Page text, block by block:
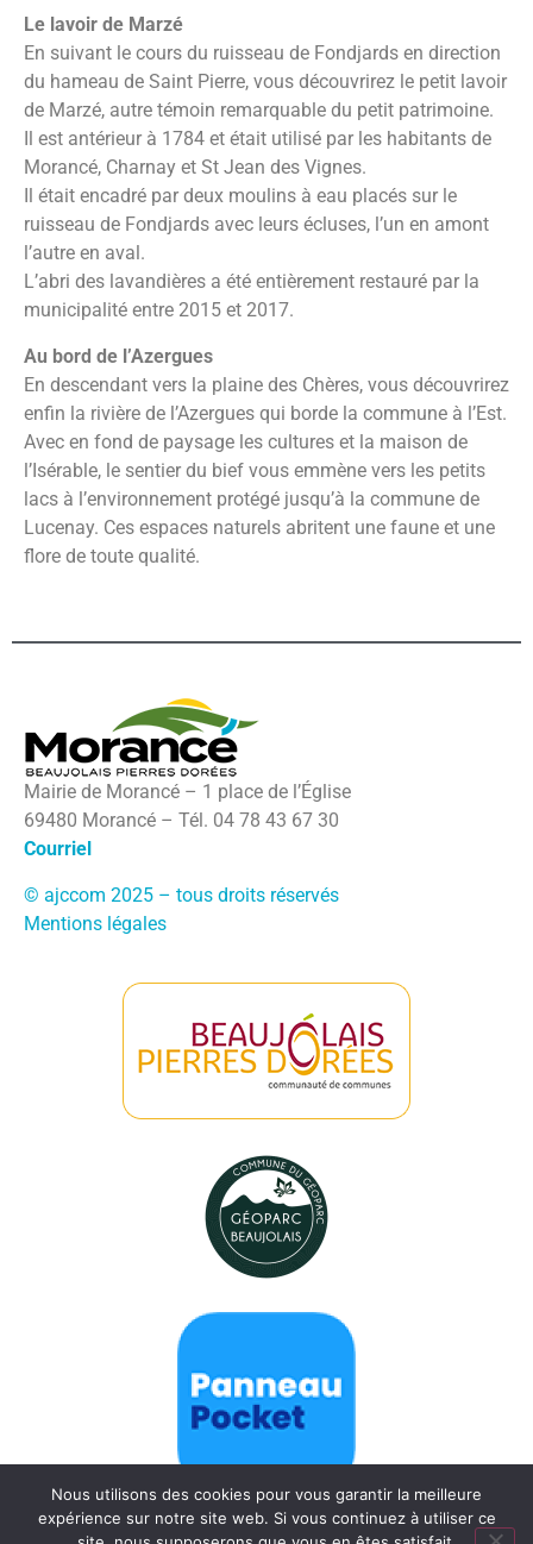
Le lavoir de Marzé
En suivant le cours du ruisseau de Fondjards en direction
du hameau de Saint Pierre, vous découvrirez le petit lavoir
de Marzé, autre témoin remarquable du petit patrimoine.
Il est antérieur à 1784 et était utilisé par les habitants de
Morancé, Charnay et St Jean des Vignes.
Il était encadré par deux moulins à eau placés sur le
ruisseau de Fondjards avec leurs écluses, l’un en amont
l’autre en aval.
L’abri des lavandières a été entièrement restauré par la
municipalité entre 2015 et 2017.
Au bord de l’Azergues
En descendant vers la plaine des Chères, vous découvrirez
enfin la rivière de l’Azergues qui borde la commune à l’Est.
Avec en fond de paysage les cultures et la maison de
l’Isérable, le sentier du bief vous emmène vers les petits
lacs à l’environnement protégé jusqu’à la commune de
Lucenay. Ces espaces naturels abritent une faune et une
flore de toute qualité.
Mairie de Morancé – 1 place de l’Église
69480 Morancé – Tél. 04 78 43 67 30
Courriel
© ajccom 2025 – tous droits réservés
Mentions légales
Nous utilisons des cookies pour vous garantir la meilleure
expérience sur notre site web. Si vous continuez à utiliser ce